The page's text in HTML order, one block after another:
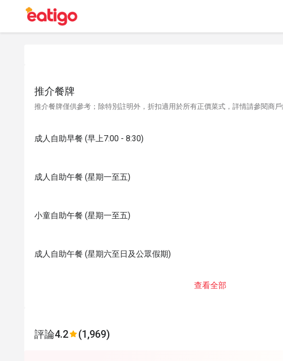
推介餐牌
推介餐牌僅供參考；除特別註明外，折扣適用於所有正價菜式，詳情請參閱商戶
成人自助早餐 (早上7:00 - 8:30)
成人自助午餐 (星期一至五)
小童自助午餐 (星期一至五)
成人自助午餐 (星期六至日及公眾假期)
查看全部
評論4.2 (1,969)